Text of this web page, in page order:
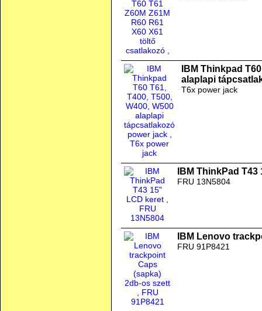
IBM Thinkpad
alaplapi
T6x power jack
IBM ThinkPad
FRU 13N5804
IBM Lenovo
FRU 91P8421